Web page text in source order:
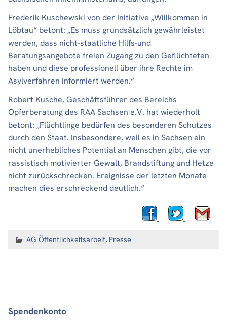
Frederik Kuschewski von der Initiative „Willkommen in
Löbtau“ betont: „Es muss grundsätzlich gewährleistet
werden, dass nicht-staatliche Hilfs-und
Beratungsangebote freien Zugang zu den Geflüchteten
haben und diese professionell über ihre Rechte im
Asylverfahren informiert werden.“
Robert Kusche, Geschäftsführer des Bereichs
Opferberatung des RAA Sachsen e.V. hat wiederholt
betont: „Flüchtlinge bedürfen des besonderen Schutzes
durch den Staat. Insbesondere, weil es in Sachsen ein
nicht unerhebliches Potential an Menschen gibt, die vor
rassistisch motivierter Gewalt, Brandstiftung und Hetze
nicht zurückschrecken. Ereignisse der letzten Monate
machen dies erschreckend deutlich.“
AG Öffentlichkeitsarbeit, Presse
Spendenkonto